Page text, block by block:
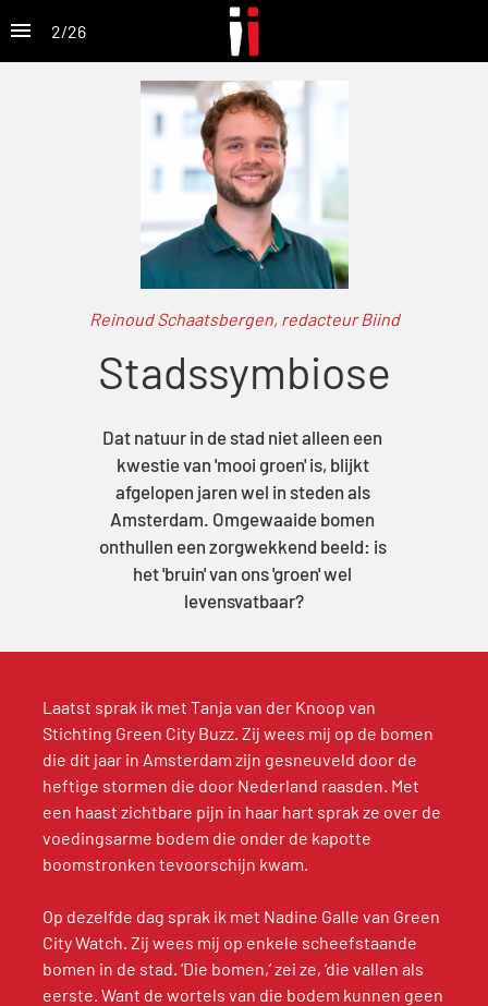
2/26
Reinoud Schaatsbergen, redacteur Biind
Stadssymbiose
Dat natuur in de stad niet alleen een
kwestie van 'mooi groen' is, blijkt
afgelopen jaren wel in steden als
Amsterdam. Omgewaaide bomen
onthullen een zorgwekkend beeld: is
het 'bruin' van ons 'groen' wel
levensvatbaar?
Laatst sprak ik met Tanja van der Knoop van
Stichting Green City Buzz. Zij wees mij op de bomen
die dit jaar in Amsterdam zijn gesneuveld door de
heftige stormen die door Nederland raasden. Met
een haast zichtbare pijn in haar hart sprak ze over de
voedingsarme bodem die onder de kapotte
boomstronken tevoorschijn kwam.
Op dezelfde dag sprak ik met Nadine Galle van Green
City Watch. Zij wees mij op enkele scheefstaande
bomen in de stad. ‘Die bomen,’ zei ze, ‘die vallen als
eerste. Want de wortels van die bodem kunnen geen